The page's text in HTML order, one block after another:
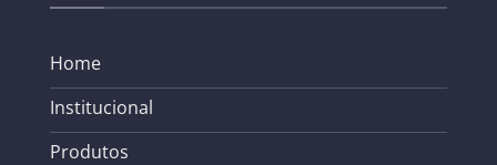
Home
Institucional
Produtos